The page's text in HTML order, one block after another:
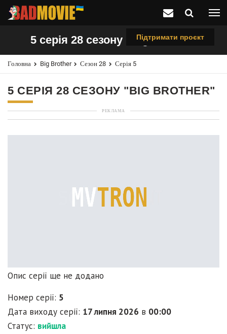
Підтримати проєкт
5 серія 28 сезону "Big Brother"
Головна Big Brother Сезон 28 Серія 5
5 СЕРІЯ 28 СЕЗОНУ "BIG BROTHER"
РЕКЛАМА
Опис серії ще не додано
Номер серії: 5
Дата виходу серії: 17 липня 2026 в 00:00
Статус: вийшла